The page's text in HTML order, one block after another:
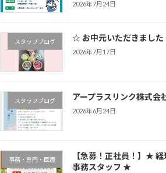
2026年7月24日
スタッフブログ ☆ お中元いただきまし
2026年7月17日
スタッフブログ アープラスリンク株式会
2026年6月24日
事務・専門・医療
【急募！正社員！】★ 経
事務スタッフ ★